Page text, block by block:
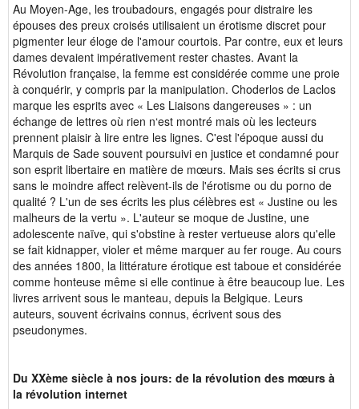
Au Moyen-Age, les troubadours, engagés pour distraire les
épouses des preux croisés utilisaient un érotisme discret pour
pigmenter leur éloge de l'amour courtois. Par contre, eux et leurs
dames devaient impérativement rester chastes. Avant la
Révolution française, la femme est considérée comme une proie
à conquérir, y compris par la manipulation. Choderlos de Laclos
marque les esprits avec « Les Liaisons dangereuses » : un
échange de lettres où rien n‘est montré mais où les lecteurs
prennent plaisir à lire entre les lignes. C'est l'époque aussi du
Marquis de Sade souvent poursuivi en justice et condamné pour
son esprit libertaire en matière de mœurs. Mais ses écrits si crus
sans le moindre affect relèvent-ils de l'érotisme ou du porno de
qualité ? L'un de ses écrits les plus célèbres est « Justine ou les
malheurs de la vertu ». L'auteur se moque de Justine, une
adolescente naïve, qui s'obstine à rester vertueuse alors qu'elle
se fait kidnapper, violer et même marquer au fer rouge. Au cours
des années 1800, la littérature érotique est taboue et considérée
comme honteuse même si elle continue à être beaucoup lue. Les
livres arrivent sous le manteau, depuis la Belgique. Leurs
auteurs, souvent écrivains connus, écrivent sous des
pseudonymes.
Du XXème siècle à nos jours: de la révolution des mœurs à
la révolution internet